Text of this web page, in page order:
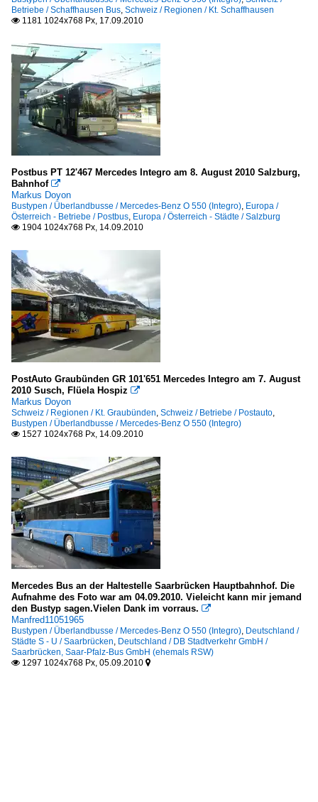
Betriebe / Schaffhausen Bus, Schweiz / Regionen / Kt. Schaffhausen
 1181 1024x768 Px, 17.09.2010
Postbus PT 12'467 Mercedes Integro am 8. August 2010 Salzburg,
Bahnhof 
Markus Doyon
Bustypen / Überlandbusse / Mercedes-Benz O 550 (Integro), Europa /
Österreich - Betriebe / Postbus, Europa / Österreich - Städte / Salzburg
 1904 1024x768 Px, 14.09.2010
PostAuto Graubünden GR 101'651 Mercedes Integro am 7. August
2010 Susch, Flüela Hospiz 
Markus Doyon
Schweiz / Regionen / Kt. Graubünden, Schweiz / Betriebe / Postauto,
Bustypen / Überlandbusse / Mercedes-Benz O 550 (Integro)
 1527 1024x768 Px, 14.09.2010
Mercedes Bus an der Haltestelle Saarbrücken Hauptbahnhof. Die
Aufnahme des Foto war am 04.09.2010. Vieleicht kann mir jemand
den Bustyp sagen.Vielen Dank im vorraus. 
Manfred11051965
Bustypen / Überlandbusse / Mercedes-Benz O 550 (Integro), Deutschland /
Städte S - U / Saarbrücken, Deutschland / DB Stadtverkehr GmbH /
Saarbrücken, Saar-Pfalz-Bus GmbH (ehemals RSW)
 1297 1024x768 Px, 05.09.2010 